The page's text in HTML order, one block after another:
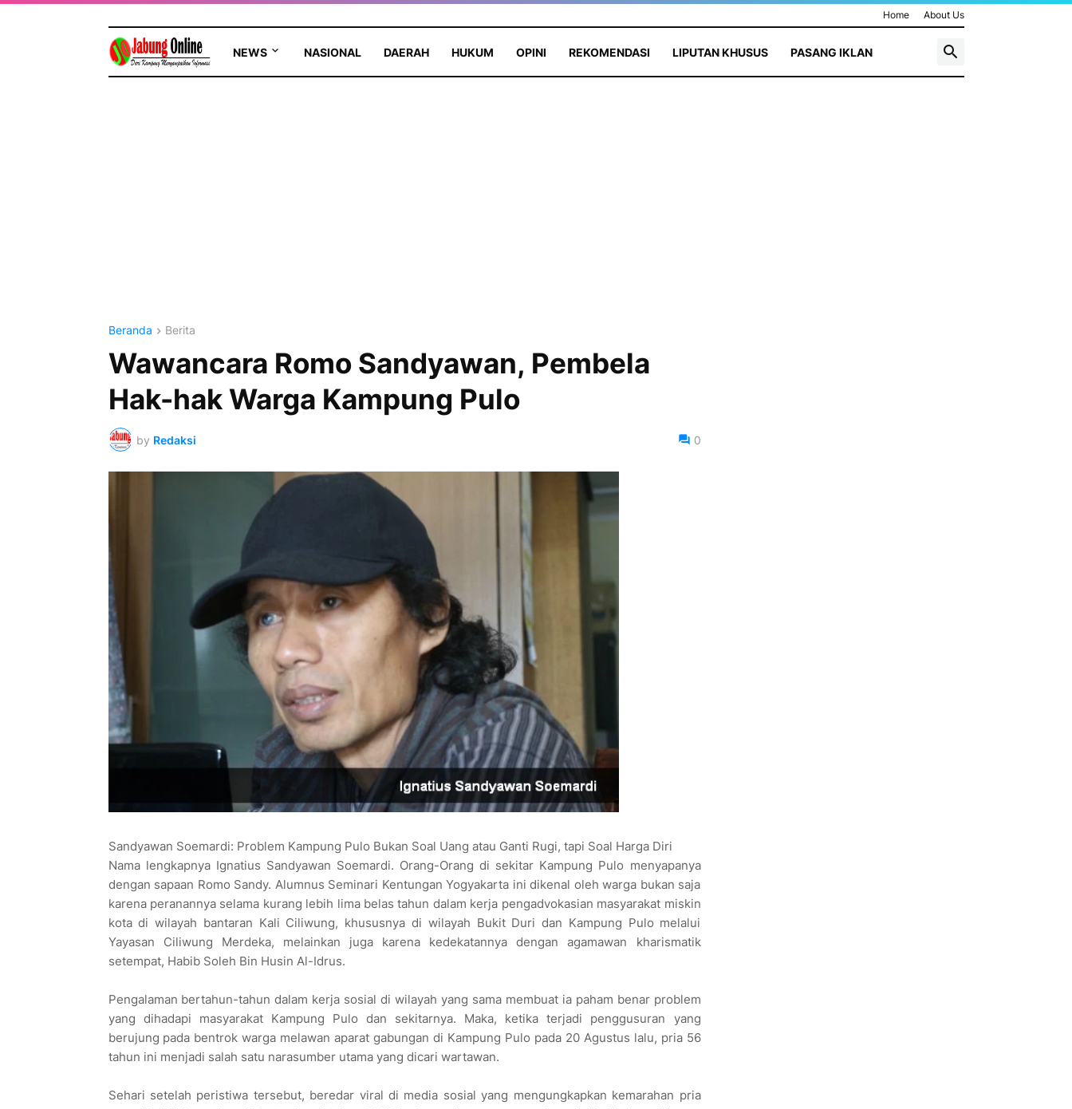
Home About Us
NEWS NASIONAL DAERAH HUKUM OPINI REKOMENDASI LIPUTAN KHUSUS PASANG IKLAN
Beranda Berita
Wawancara Romo Sandyawan, Pembela
Hak-hak Warga Kampung Pulo
by Redaksi 0
Sandyawan Soemardi: Problem Kampung Pulo Bukan Soal Uang atau Ganti Rugi, tapi Soal Harga Diri
Nama lengkapnya Ignatius Sandyawan Soemardi. Orang-Orang di sekitar Kampung Pulo menyapanya
dengan sapaan Romo Sandy. Alumnus Seminari Kentungan Yogyakarta ini dikenal oleh warga bukan saja
karena peranannya selama kurang lebih lima belas tahun dalam kerja pengadvokasian masyarakat miskin
kota di wilayah bantaran Kali Ciliwung, khususnya di wilayah Bukit Duri dan Kampung Pulo melalui
Yayasan Ciliwung Merdeka, melainkan juga karena kedekatannya dengan agamawan kharismatik
setempat, Habib Soleh Bin Husin Al-Idrus.
Pengalaman bertahun-tahun dalam kerja sosial di wilayah yang sama membuat ia paham benar problem
yang dihadapi masyarakat Kampung Pulo dan sekitarnya. Maka, ketika terjadi penggusuran yang
berujung pada bentrok warga melawan aparat gabungan di Kampung Pulo pada 20 Agustus lalu, pria 56
tahun ini menjadi salah satu narasumber utama yang dicari wartawan.
Sehari setelah peristiwa tersebut, beredar viral di media sosial yang mengungkapkan kemarahan pria